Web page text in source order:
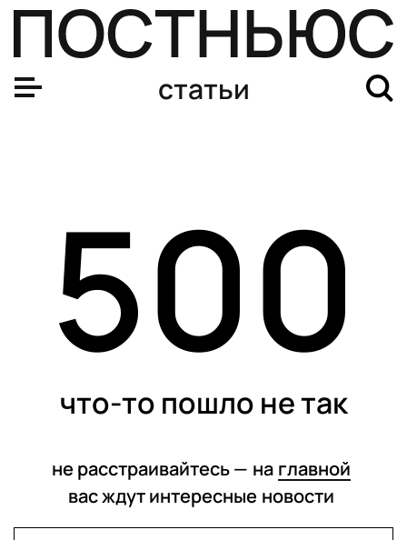
статьи
500
что-то пошло не так
не расстраивайтесь — на главной
вас ждут интересные новости